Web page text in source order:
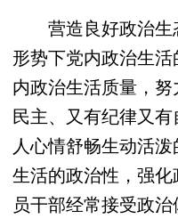
营造良好政治生
形势下党内政治生
内政治生活质量，
民主、又有纪律又
人心情舒畅生动活
生活的政治性，强
员干部经常接受政